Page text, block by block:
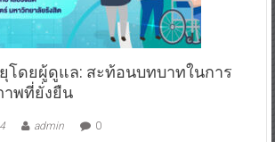
โดยผู้ดูแล: สะท้อนบทบาทในการ
พที่ยั่งยืน
admin 0